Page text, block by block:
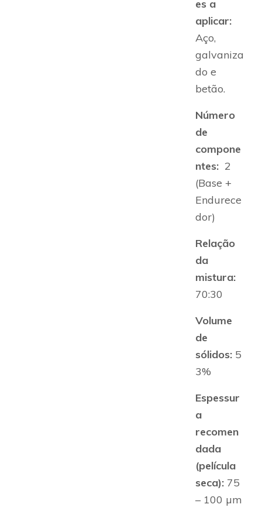
es a
aplicar:
Aço,
galvaniza
do e
betão.
Número
de
compone
ntes:2
(Base +
Endurece
dor)
Relação
da
mistura:
70:30
Volume
de
sólidos: 5
3%
Espessur
a
recomen
dada
(película
seca): 75
– 100 µm